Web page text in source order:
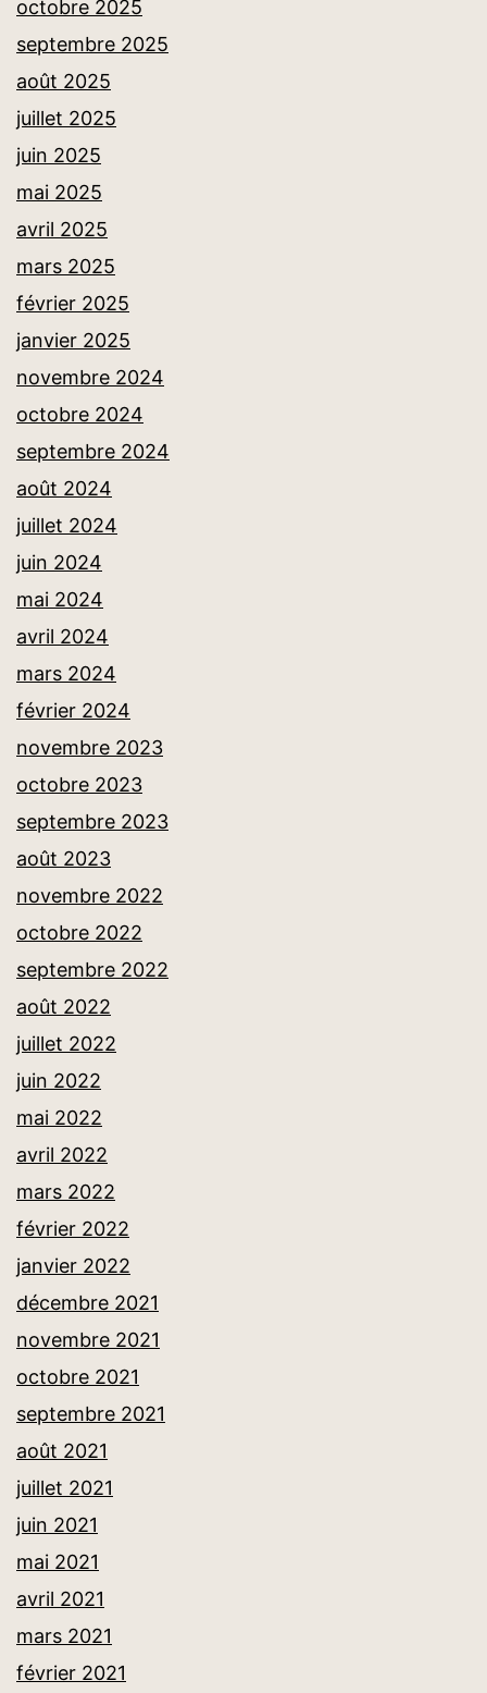
octobre 2025
septembre 2025
août 2025
juillet 2025
juin 2025
mai 2025
avril 2025
mars 2025
février 2025
janvier 2025
novembre 2024
octobre 2024
septembre 2024
août 2024
juillet 2024
juin 2024
mai 2024
avril 2024
mars 2024
février 2024
novembre 2023
octobre 2023
septembre 2023
août 2023
novembre 2022
octobre 2022
septembre 2022
août 2022
juillet 2022
juin 2022
mai 2022
avril 2022
mars 2022
février 2022
janvier 2022
décembre 2021
novembre 2021
octobre 2021
septembre 2021
août 2021
juillet 2021
juin 2021
mai 2021
avril 2021
mars 2021
février 2021